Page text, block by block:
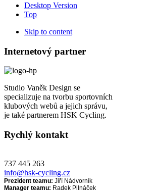
Desktop Version
Top
Skip to content
Internetový partner
Studio Vaněk Design se
specializuje na tvorbu sportovních
klubových webů a jejich správu,
je také partnerem HSK Cycling.
Rychlý kontakt
737 445 263
info@hsk-cycling.cz
Prezident teamu: Jiří Nádvorník
Manager teamu: Radek Pilnáček